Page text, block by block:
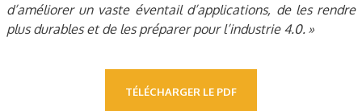
d’améliorer un vaste éventail d’applications, de les rendre
plus durables et de les préparer pour l’industrie 4.0. »
TÉLÉCHARGER LE PDF